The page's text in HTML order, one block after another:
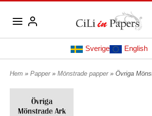
Sverige English
Hem » Papper » Mönstrade papper » Övriga